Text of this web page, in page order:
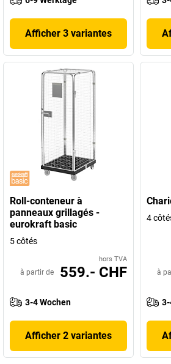
Afficher 3 variantes
Roll-conteneur à
panneaux grillagés -
eurokraft basic
5 côtés
hors TVA
à partir de 559.- CHF
3-4 Wochen
Afficher 2 variantes
4
à
3-